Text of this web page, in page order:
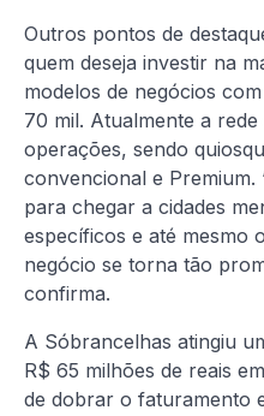
Outros pontos de
quem deseja investir na
modelos de negócios
70 mil. Atualmente a
operações, sendo
convencional e Premium.
para chegar a cidades
específicos e até mesmo
negócio se torna tão
confirma.
A Sóbrancelhas atingiu
R$ 65 milhões de reais
de dobrar o faturamento